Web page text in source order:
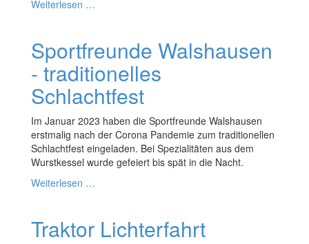
Weiterlesen …
Sportfreunde Walshausen
- traditionelles
Schlachtfest
Im Januar 2023 haben die Sportfreunde Walshausen
erstmalig nach der Corona Pandemie zum traditionellen
Schlachtfest eingeladen. Bei Spezialitäten aus dem
Wurstkessel wurde gefeiert bis spät in die Nacht.
Weiterlesen …
Traktor Lichterfahrt